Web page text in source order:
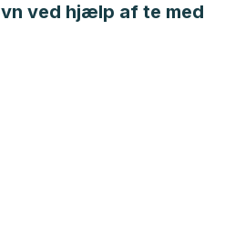
ved hjælp af te med